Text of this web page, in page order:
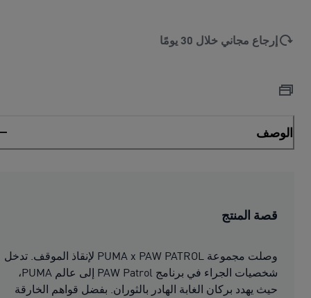
إرجاع مجاني خلال 30 يومًا
الوصف
قصة المنتج
وصلت مجموعة PUMA x PAW PATROL لإنقاذ الموقف. تدخل
شخصيات الجراء في برنامج PAW Patrol إلى عالم PUMA،
حيث يهدد بركان الغابة الهادر بالثوران. بفضل قواهم الخارقة